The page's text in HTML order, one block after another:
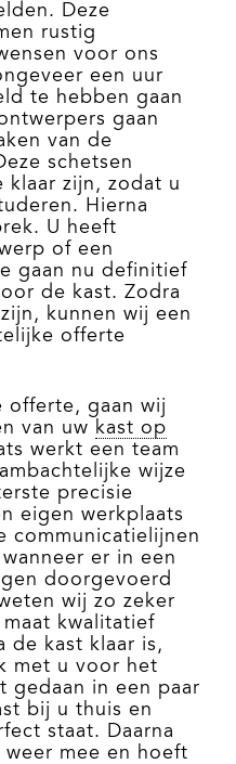
Deze
rustig
voor ons
een uur
te hebben gaan
gaan
van de
schetsen
klaar zijn, zodat u
Hierna
U heeft
of een
gaan nu definitief
de kast. Zodra
kunnen wij een
offerte
offerte, gaan wij
van uw kast op
werkt een team
wijze
precisie
eigen werkplaats
communicatielijnen
er in een
doorgevoerd
wij zo zeker
kwalitatief
de kast klaar is,
met u voor het
gedaan in een paar
bij u thuis en
staat. Daarna
mee en hoeft